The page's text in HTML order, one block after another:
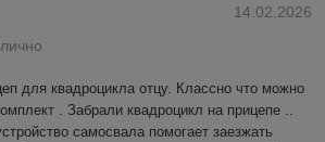
14.02.2026
для квадроцикла отцу. Классно что можно
. Забрали квадроцикл на прицепе ..
самосвала помогает заезжать